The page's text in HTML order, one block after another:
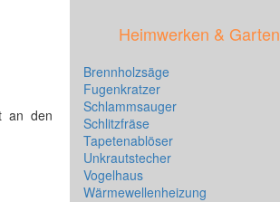
an den
Heimwerken & Garten
Brennholzsäge
Fugenkratzer
Schlammsauger
Schlitzfräse
Tapetenablöser
Unkrautstecher
Vogelhaus
Wärmewellenheizung